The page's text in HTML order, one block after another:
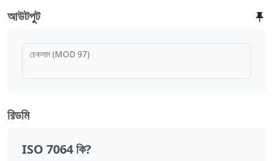
আউটপুট
চেকসাম (MOD 97)
রিডমি
ISO 7064 কি?